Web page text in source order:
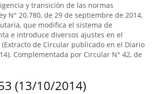
y transición de las normas
N° 20.780, de 29 de septiembre de 2014,
que modifica el sistema de
e introduce diversos ajustes en el
de Circular publicado en el Diario
Complementada por Circular N° 42, de
(13/10/2014)